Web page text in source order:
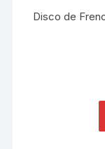
Disco de